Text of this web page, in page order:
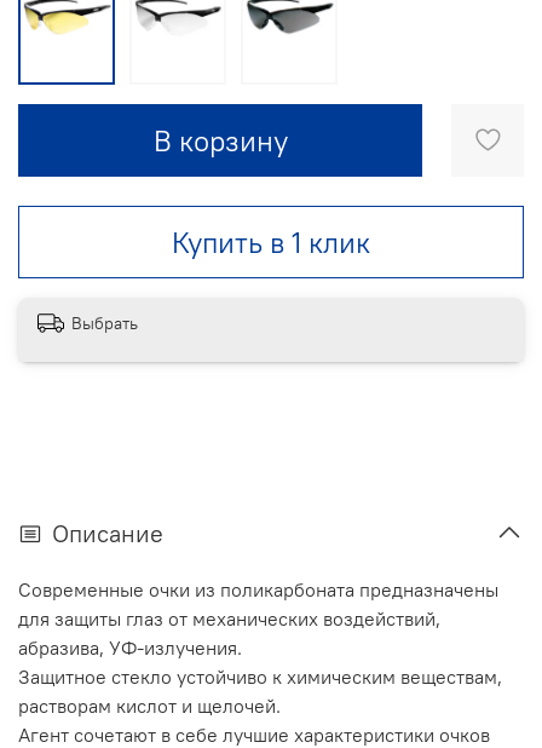
В корзину
Купить в 1 клик
Выбрать
Описание
Современные очки из поликарбоната предназначены
для защиты глаз от механических воздействий,
абразива, УФ-излучения.
Защитное стекло устойчиво к химическим веществам,
растворам кислот и щелочей.
Агент сочетают в себе лучшие характеристики очков